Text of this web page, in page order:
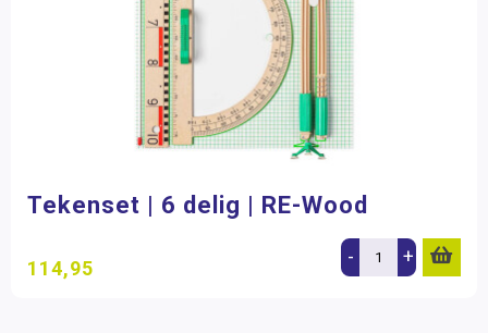
Tekenset | 6 delig | RE-Wood
114,95 - +